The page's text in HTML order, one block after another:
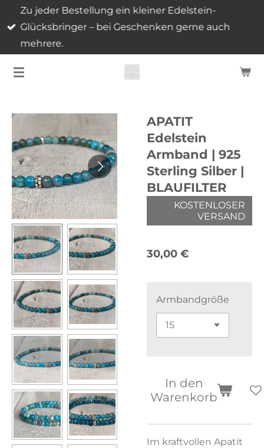
Zum
Hauptinhalt
springen
Zu jeder Bestellung ein kleiner Edelstein-
Glücksbringer – bei Geschenken gerne auch
mehrere.
APATIT
Edelstein
Armband | 925
Sterling Silber |
BLAUFILTER
KOSTENLOSER
VERSAND
30,00 €
Armbandgröße
In den
Warenkorb
Im kraftvollen Apatit